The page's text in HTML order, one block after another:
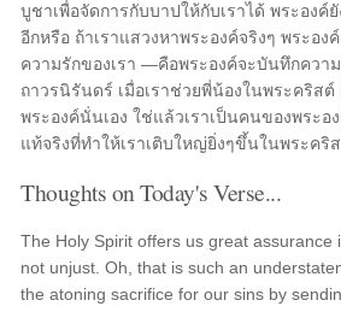
บูชาเพื่อจัดการกับบาปให้กับเราได้ พระองค์ยั
อีกหรือ ถ้าเราแสวงหาพระองค์จริงๆ พระอง
ความรักของเรา —คือพระองค์จะบันทึกควา
ถาวรนิรันดร์ เมื่อเราช่วยพี่น้องในพระคริสต์
พระองค์นั่นเอง ใช่แล้วเราเป็นคนของพระอ
แท้จริงที่ทำให้เราเติบใหญ่ยิ่งๆขึ้นในพระคริ
Thoughts on Today's Verse...
The Holy Spirit offers us great assurance
not unjust. Oh, that is such an
the atoning sacrifice for our sins by